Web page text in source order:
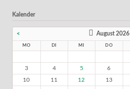
Kalender
< August 2026
MO DI MI DO
3
4 5 6
10
11 12 13